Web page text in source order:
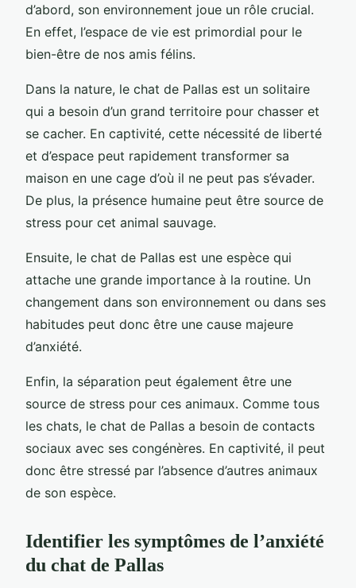
d’abord, son environnement joue un rôle crucial.
En effet, l’espace de vie est primordial pour le
bien-être de nos amis félins.
Dans la nature, le chat de Pallas est un solitaire
qui a besoin d’un grand territoire pour chasser et
se cacher. En captivité, cette nécessité de liberté
et d’espace peut rapidement transformer sa
maison en une cage d’où il ne peut pas s’évader.
De plus, la présence humaine peut être source de
stress pour cet animal sauvage.
Ensuite, le chat de Pallas est une espèce qui
attache une grande importance à la routine. Un
changement dans son environnement ou dans ses
habitudes peut donc être une cause majeure
d’anxiété.
Enfin, la séparation peut également être une
source de stress pour ces animaux. Comme tous
les chats, le chat de Pallas a besoin de contacts
sociaux avec ses congénères. En captivité, il peut
donc être stressé par l’absence d’autres animaux
de son espèce.
Identifier les symptômes de l’anxiété
du chat de Pallas